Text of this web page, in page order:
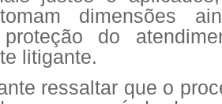
dimensões
do
litigante.
ressaltar que o